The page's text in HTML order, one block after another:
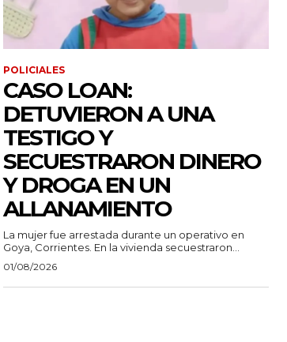
POLICIALES
CASO LOAN:
DETUVIERON A UNA
TESTIGO Y
SECUESTRARON DINERO
Y DROGA EN UN
ALLANAMIENTO
La mujer fue arrestada durante un operativo en
Goya, Corrientes. En la vivienda secuestraron...
01/08/2026